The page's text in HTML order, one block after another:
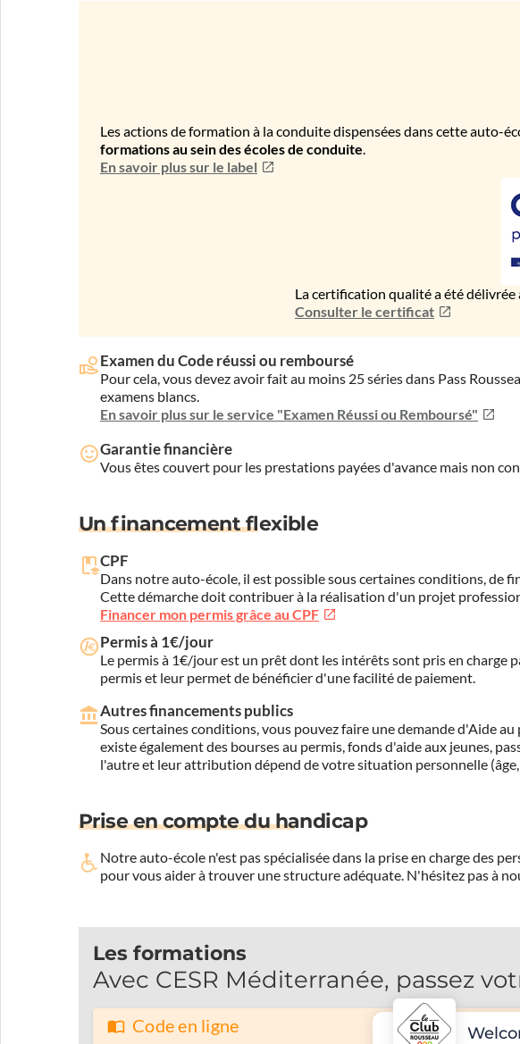
Les actions de formation à la conduite dispensées dans cette auto-
formations au sein des écoles de conduite.
En savoir plus sur le label
La certification qualité a été
Consulter le certificat
Examen du Code réussi ou remboursé
Pour cela, vous devez avoir fait au moins 25 séries dans Pass
examens blancs.
En savoir plus sur le service "Examen Réussi ou Remboursé"
Garantie financière
Vous êtes couvert pour les prestations payées d'avance mais non
Un financement flexible
CPF
Dans notre auto-école, il est possible sous certaines conditions, de
Cette démarche doit contribuer à la réalisation d'un projet
Financer mon permis grâce au CPF
Permis à 1€/jour
Le permis à 1€/jour est un prêt dont les intérêts sont pris en charge
permis et leur permet de bénéficier d'une facilité de paiement.
Autres financements publics
Sous certaines conditions, vous pouvez faire une demande d'Aide
existe également des bourses au permis, fonds d'aide aux jeunes,
l'autre et leur attribution dépend de votre situation personnelle
Prise en compte du handicap
Notre auto-école n'est pas spécialisée dans la prise en charge des
pour vous aider à trouver une structure adéquate. N'hésitez pas à
Les formations
Avec CESR Méditerranée, passez
Code en ligne